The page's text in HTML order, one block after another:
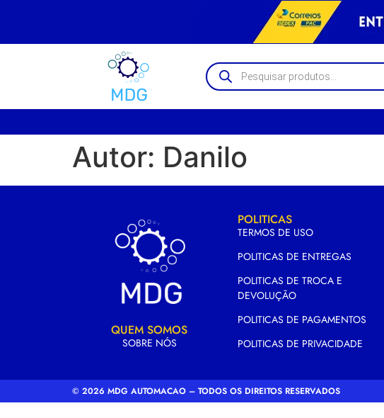
Autor: Danilo
QUEM SOMOS
SOBRE NÓS
POLITICAS
TERMOS DE USO
POLITICAS DE ENTREGAS
POLITICAS DE TROCA E
DEVOLUÇÃO
POLITICAS DE PAGAMENTOS
POLITICAS DE PRIVACIDADE
© 2026 MDG AUTOMACAO – TODOS OS DIREITOS RESERVADOS